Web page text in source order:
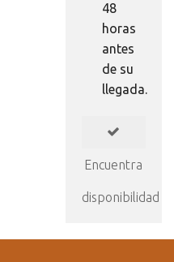
48
horas
antes
de su
llegada.
Encuentra
disponibilidad